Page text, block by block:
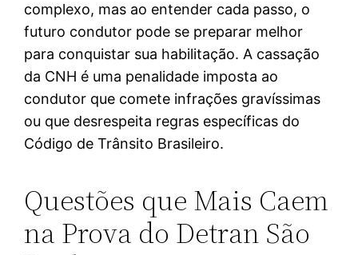
complexo, mas ao entender cada passo, o
futuro condutor pode se preparar melhor
para conquistar sua habilitação. A cassação
da CNH é uma penalidade imposta ao
condutor que comete infrações gravíssimas
ou que desrespeita regras específicas do
Código de Trânsito Brasileiro.
Questões que Mais Caem
na Prova do Detran São